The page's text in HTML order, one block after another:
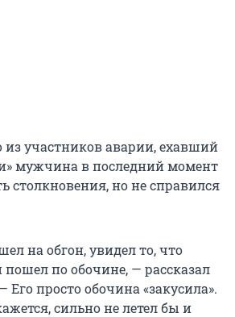
из участников аварии, ехавший
мужчина в последний момент
столкновения, но не справился
на обгон, увидел то, что
пошел по обочине, — рассказал
Его просто обочина «закусила».
сильно не летел бы и